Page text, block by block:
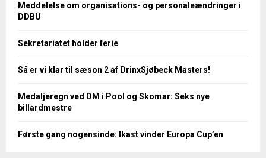
Meddelelse om organisations- og personaleændringer i
DDBU
Sekretariatet holder ferie
Så er vi klar til sæson 2 af DrinxSjøbeck Masters!
Medaljeregn ved DM i Pool og Skomar: Seks nye
billardmestre
Første gang nogensinde: Ikast vinder Europa Cup’en